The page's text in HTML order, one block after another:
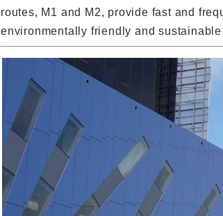
routes, M1 and M2, provide fast and
environmentally friendly and